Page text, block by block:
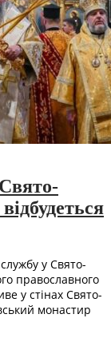
у Свято-
православного
у стінах Свято-
монастир